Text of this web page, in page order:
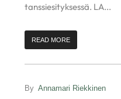
tanssiesityksessä. LA...
READ MORE
By Annamari Riekkinen